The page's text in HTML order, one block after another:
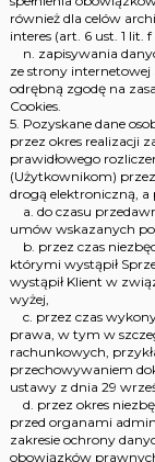
również dla celów
interes (art. 6 ust. 1 lit. f
n. zapisywania
ze strony internetowej
odrębną zgodę na
Cookies.
5. Pozyskane dane
przez okres realizacji
prawidłowego
(Użytkownikom)
drogą elektroniczną, a
a. do czasu
umów wskazanych
b. przez czas
którymi wystąpił
wystąpił Klient w
wyżej,
c. przez czas
prawa, w tym w
rachunkowych,
przechowywaniem
ustawy z dnia 29
d. przez okres
przed organami
zakresie ochrony
obowiązków